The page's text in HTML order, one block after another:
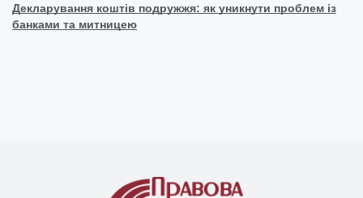
Декларування коштів подружжя: як уникнути проблем із
банками та митницею